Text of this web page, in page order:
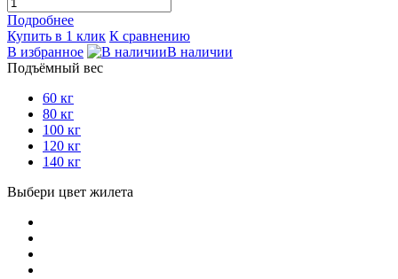
Подробнее
Купить в 1 клик К сравнению
В избранное
В наличии
Подъёмный вес
60 кг
80 кг
100 кг
120 кг
140 кг
Выбери цвет жилета